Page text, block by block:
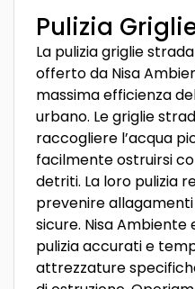
Pulizia
La pulizia griglie
offerto da Nisa
massima efficienza
urbano. Le griglie
raccogliere l’acqua
facilmente ostruirsi
detriti. La loro pulizia
prevenire
sicure. Nisa
pulizia accurati e
attrezzature